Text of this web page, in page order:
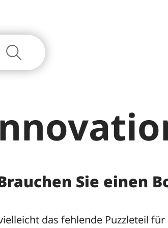
Leben
Beruf und Familie
Schule und Bildung
Sie einen
das fehlende Puzzleteil für